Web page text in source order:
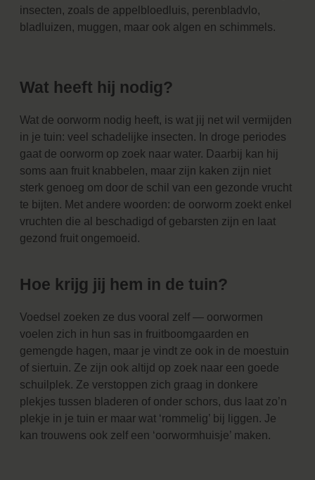
insecten, zoals de appelbloedluis, perenbladvlo,
bladluizen, muggen, maar ook algen en schimmels.
Wat heeft hij nodig?
Wat de oorworm nodig heeft, is wat jij net wil vermijden
in je tuin: veel schadelijke insecten. In droge periodes
gaat de oorworm op zoek naar water. Daarbij kan hij
soms aan fruit knabbelen, maar zijn kaken zijn niet
sterk genoeg om door de schil van een gezonde vrucht
te bijten. Met andere woorden: de oorworm zoekt enkel
vruchten die al beschadigd of gebarsten zijn en laat
gezond fruit ongemoeid.
Hoe krijg jij hem in de tuin?
Voedsel zoeken ze dus vooral zelf — oorwormen
voelen zich in hun sas in fruitboomgaarden en
gemengde hagen, maar je vindt ze ook in de moestuin
of siertuin. Ze zijn ook altijd op zoek naar een goede
schuilplek. Ze verstoppen zich graag in donkere
plekjes tussen bladeren of onder schors, dus laat zo’n
plekje in je tuin er maar wat ‘rommelig’ bij liggen. Je
kan trouwens ook zelf een ‘oorwormhuisje’ maken.